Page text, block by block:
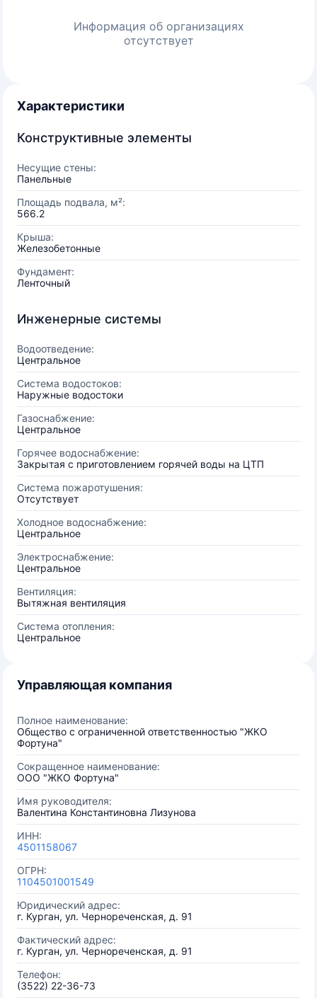
Информация об организациях
отсутствует
Характеристики
Конструктивные элементы
Несущие стены:
Панельные
Площадь подвала, м²:
566.2
Крыша:
Железобетонные
Фундамент:
Ленточный
Инженерные системы
Водоотведение:
Центральное
Система водостоков:
Наружные водостоки
Газоснабжение:
Центральное
Горячее водоснабжение:
Закрытая с приготовлением горячей воды на ЦТП
Система пожаротушения:
Отсутствует
Холодное водоснабжение:
Центральное
Электроснабжение:
Центральное
Вентиляция:
Вытяжная вентиляция
Система отопления:
Центральное
Управляющая компания
Полное наименование:
Общество с ограниченной ответственностью "ЖКО
Фортуна"
Сокращенное наименование:
ООО "ЖКО Фортуна"
Имя руководителя:
Валентина Константиновна Лизунова
ИНН:
4501158067
ОГРН:
1104501001549
Юридический адрес:
г. Курган, ул. Чернореченская, д. 91
Фактический адрес:
г. Курган, ул. Чернореченская, д. 91
Телефон:
(3522) 22-36-73